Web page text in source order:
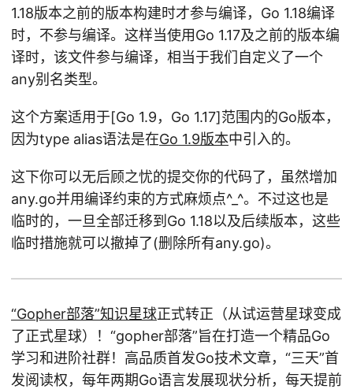
1.18版本之前的版本构建时才参与编译，Go 1.18编译
时，不参与编译。这样当使用Go 1.17及之前的版本编
译时，该文件参与编译，相当于我们自定义了一个
any别名类型。
这个方案适用于[Go 1.9，Go 1.17]范围内的Go版本，
因为type alias语法是在Go 1.9版本中引入的。
这下你可以无后顾之忧的提交你的代码了，虽然增加
any.go并用编译约束的方式麻烦点^_^。不过这也是
临时的，一旦全部迁移到Go 1.18以及后续版本，这些
临时措施就可以撤掉了(删除所有any.go)。
“Gopher部落”知识星球正式转正（从试运营星球变成
了正式星球）！“gopher部落”旨在打造一个精品Go
学习和进阶社群！高品质首发Go技术文章，“三天”首
发阅读权，每年两期Go语言发展现状分析，每天提前